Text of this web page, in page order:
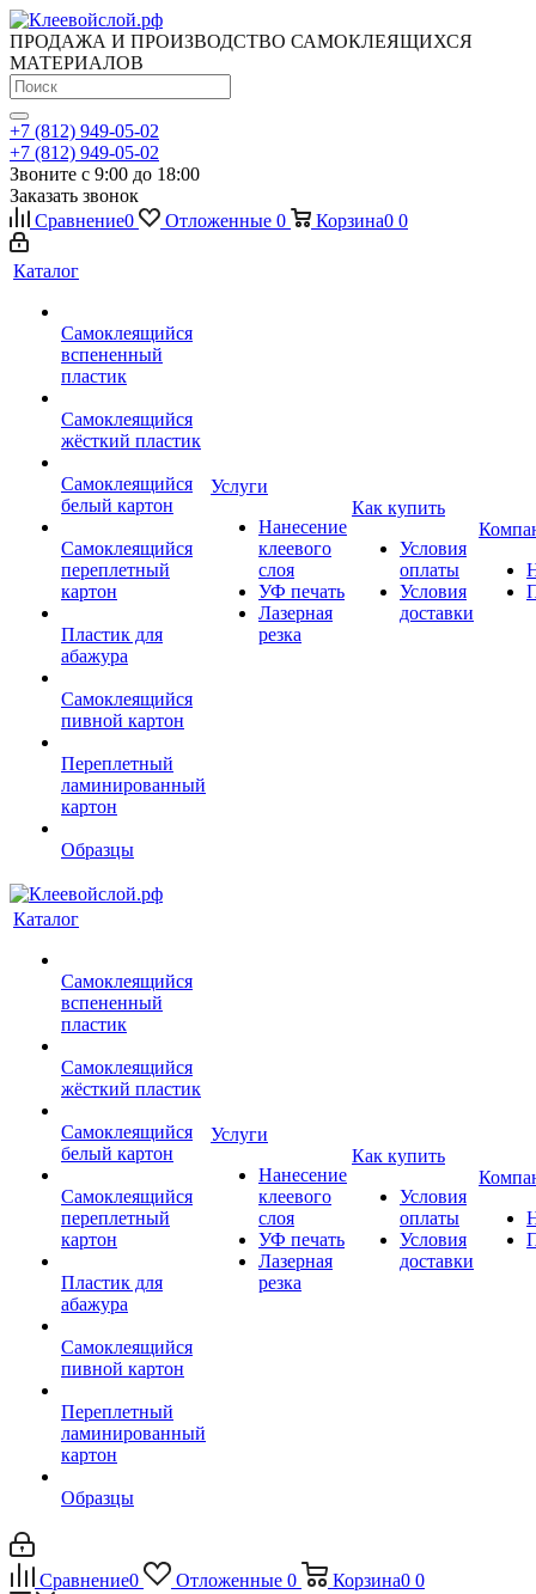
ПРОДАЖА И ПРОИЗВОДСТВО САМОКЛЕЯЩИХСЯ
МАТЕРИАЛОВ
+7 (812) 949-05-02
+7 (812) 949-05-02
Звоните с 9:00 до 18:00
Заказать звонок
Сравнение0 Отложенные 0 Корзина0 0
Каталог
Самоклеящийся
вспененный
пластик
Самоклеящийся
жёсткий пластик
Самоклеящийся
белый картон
Самоклеящийся
переплетный
картон
Пластик для
абажура
Самоклеящийся
пивной картон
Переплетный
ламинированный
картон
Образцы
Услуги
Нанесение
клеевого
слоя
УФ печать
Лазерная
резка
Как купить
Условия
оплаты
Условия
доставки
Каталог
Самоклеящийся
вспененный
пластик
Самоклеящийся
жёсткий пластик
Самоклеящийся
белый картон
Самоклеящийся
переплетный
картон
Пластик для
абажура
Самоклеящийся
пивной картон
Переплетный
ламинированный
картон
Образцы
Услуги
Нанесение
клеевого
слоя
УФ печать
Лазерная
резка
Как купить
Условия
оплаты
Условия
доставки
Сравнение0 Отложенные 0 Корзина0 0